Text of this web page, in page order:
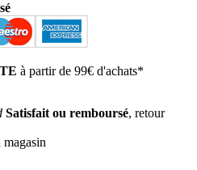
à partir de 99€ d'achats*
Satisfait ou remboursé, retour